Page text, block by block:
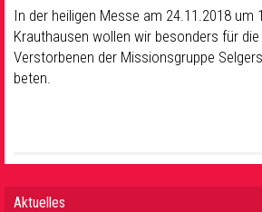
In der heiligen Messe am 24.11.2018 um
Krauthausen wollen wir besonders für die
Verstorbenen der Missionsgruppe
beten.
Aktuelles